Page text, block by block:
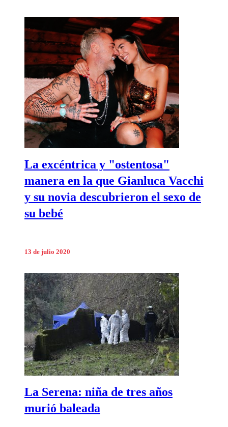
La excéntrica y "ostentosa"
manera en la que Gianluca Vacchi
y su novia descubrieron el sexo de
su bebé
13 de julio 2020
La Serena: niña de tres años
murió baleada